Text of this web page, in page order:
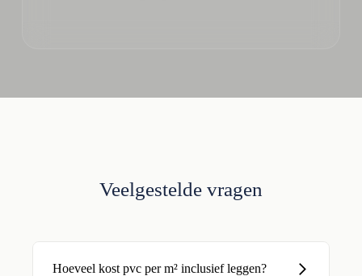
Veelgestelde vragen
Hoeveel kost pvc per m² inclusief leggen?